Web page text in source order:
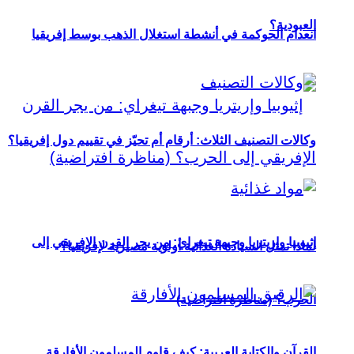
العبودية؟
إثيوبيا وإريتريا وجبهة تيغراي: من يجر القرن الإفريقي إلى
الحرب؟ (مناظرة افتراضية)
انعدام الحوكمة في أنشطة استغلال الذهب بوسط إفريقيا
وكالات التصنيف الثلاث: أرقام أم تحيّز في تقييم دول إفريقيا؟
لماذا تمثل السيادة الغذائية أولوية مصيرية لإفريقيا؟